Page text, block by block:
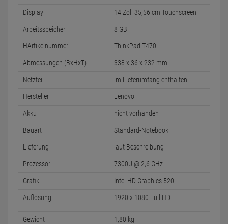
Display 14 Zoll 35,56 cm Touchscreen
Arbeitsspeicher 8 GB
HArtikelnummer ThinkPad T470
Abmessungen (BxHxT) 338 x 36 x 232 mm
Netzteil im Lieferumfang enthalten
Hersteller Lenovo
Akku nicht vorhanden
Bauart Standard-Notebook
Lieferung laut Beschreibung
Prozessor 7300U @ 2,6 GHz
Grafik Intel HD Graphics 520
Auflösung 1920 x 1080 Full HD
Gewicht 1,80 kg